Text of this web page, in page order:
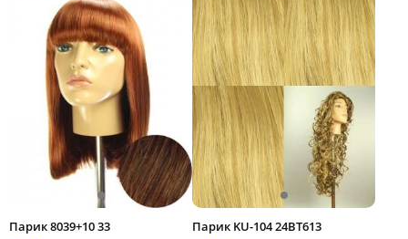
Парик 8039+10 33 Парик KU-104 24BT613